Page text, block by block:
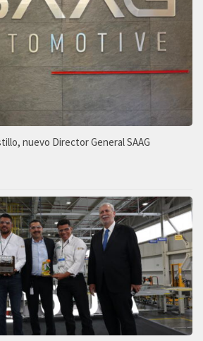
nuevo Director General SAAG